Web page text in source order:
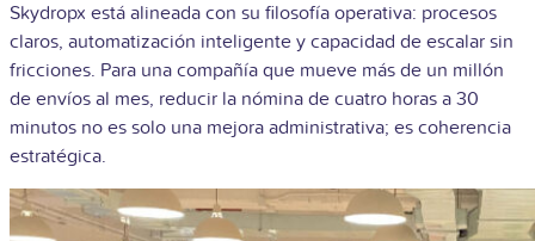
Skydropx está alineada con su filosofía operativa: procesos
claros, automatización inteligente y capacidad de escalar sin
fricciones. Para una compañía que mueve más de un millón
de envíos al mes, reducir la nómina de cuatro horas a 30
minutos no es solo una mejora administrativa; es coherencia
estratégica.